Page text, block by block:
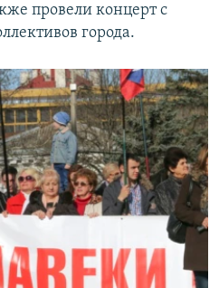
провели концерт с
города.